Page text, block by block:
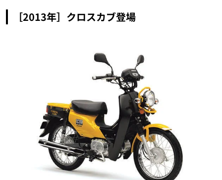
［2013年］クロスカブ登場